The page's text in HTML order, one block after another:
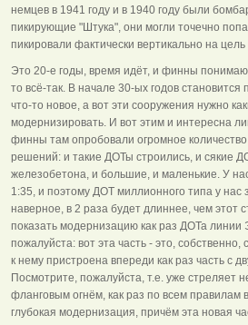
немцев в 1941 году и в 1940 году были
пикирующие "Штука", они могли точечно
пикировали фактически вертикально на
Это 20-е годы, время идёт, и финны
то всё-так. В начале 30-ых годов становится
что-то новое, а вот эти сооружения нужно
модернизировать. И вот этим и интересна
финны там опробовали огромное
решений: и такие ДОТы строились, и сякие
железобетона, и большие, и маленькие. У
1:35, и поэтому ДОТ миллионного типа у нас
наверное, в 2 раза будет длиннее, чем этот
показать модернизацию как раз ДОТа линии
пожалуйста: вот эта часть - это,
к нему пристроена впереди как раз часть с
Посмотрите, пожалуйста, т.е. уже стреляет
фланговым огнём, как раз по всем правилам
глубокая модернизация, причём эта новая